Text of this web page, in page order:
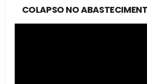
COLAPSO NO